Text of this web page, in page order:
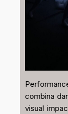
combina
visual